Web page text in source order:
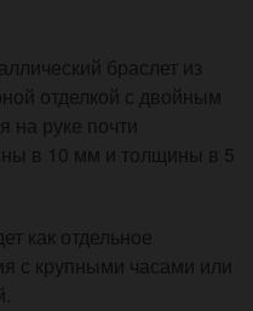
браслет из
отделкой с двойным
на руке почти
в 10 мм и толщины в 5
как отдельное
с крупными часами или